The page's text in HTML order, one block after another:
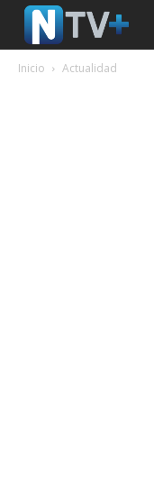
Inicio Actualidad